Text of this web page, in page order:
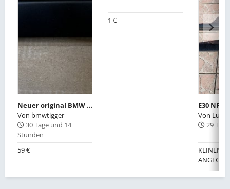
Neuer original BMW E30 Türgriff mit Grundplatte 51211923996 links
Von bmwtigger
30 Tage und 14
Stunden
59 €
1 €
Von
29
KEINEN